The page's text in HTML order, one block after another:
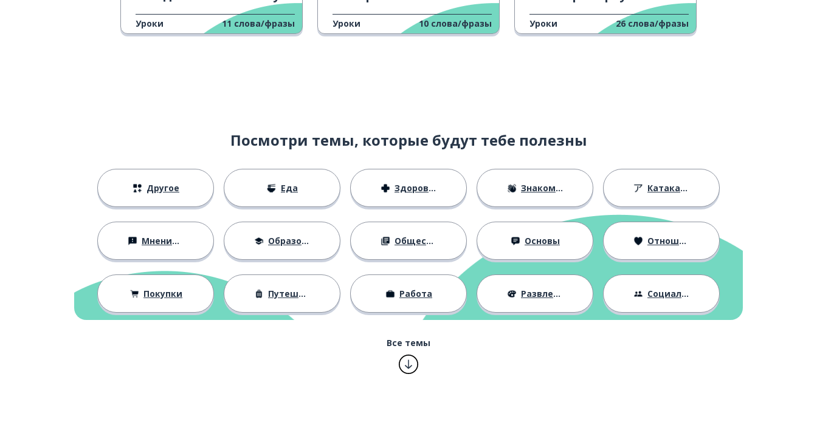
Уроки 11 слова/фразы Уроки 10 слова/фразы Уроки 26 слова/фразы
Посмотри темы, которые будут тебе полезны
Другое Еда Здоровье Знакомство Катакана
Мнения и убеждения Образование Общество Основы Отношения
Покупки Путешествия Работа Развлечения Социальная жизнь
Все темы